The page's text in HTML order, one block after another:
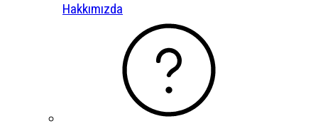
Hakkımızda